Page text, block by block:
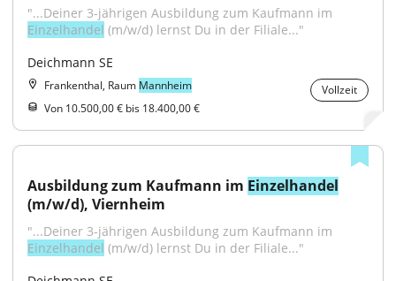
Einzelhandel (m/w/d) lernst Du in der Filiale..."
Deichmann SE
Frankenthal, Raum Mannheim
Vollzeit
Von 10.500,00 € bis 18.400,00 €
Ausbildung zum Kaufmann im Einzelhandel
(m/w/d), Viernheim
Einzelhandel (m/w/d) lernst Du in der Filiale..."